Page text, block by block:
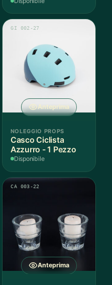
Anteprima
GI 002-27
NOLEGGIO PROPS
Casco Ciclista
Azzurro - 1 Pezzo
Disponibile
Anteprima
CA 003-22